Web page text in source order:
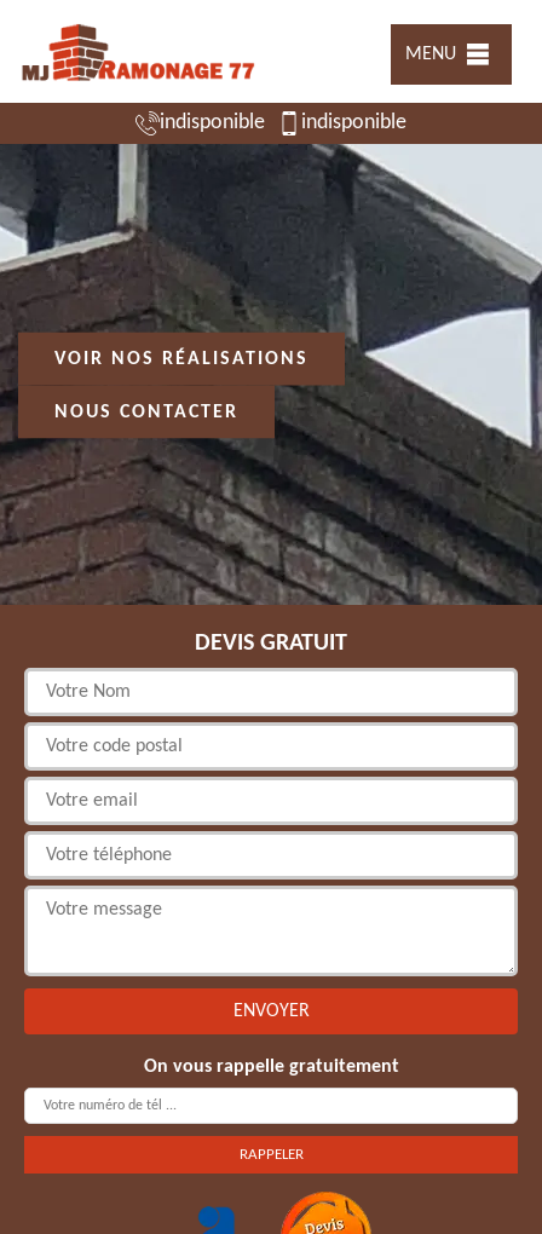
MENU
indisponible indisponible
VOIR NOS RÉALISATIONS
NOUS CONTACTER
DEVIS GRATUIT
On vous rappelle gratuitement